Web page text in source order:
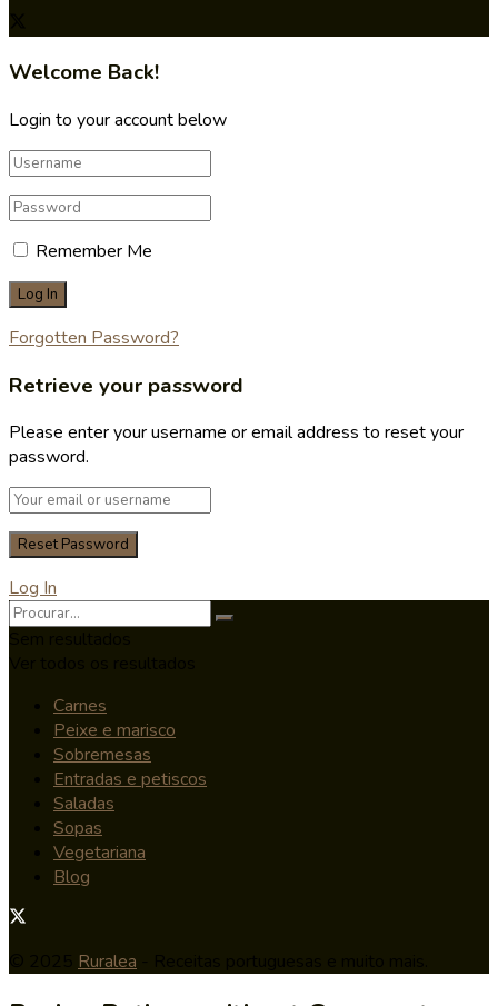
Welcome Back!
Login to your account below
Remember Me
Forgotten Password?
Retrieve your password
Please enter your username or email address to reset your
password.
Log In
Carnes
Peixe e marisco
Sobremesas
Entradas e petiscos
Saladas
Sopas
Vegetariana
Blog
Ruralea